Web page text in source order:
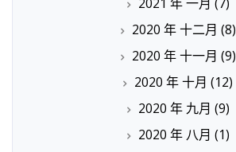
2020 年 十二月 (8)
2020 年 十一月 (9)
2020 年 十月 (12)
2020 年 九月 (9)
2020 年 八月 (1)